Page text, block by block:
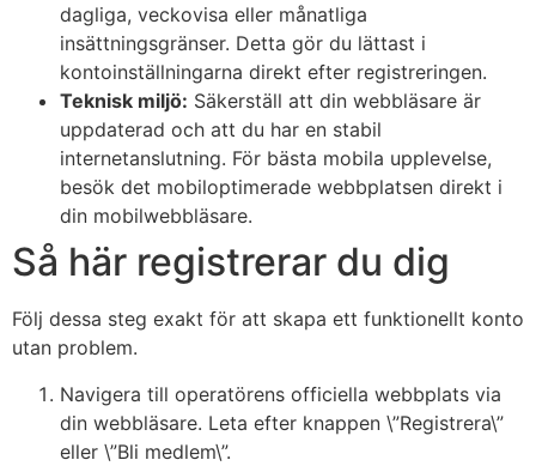
dagliga, veckovisa eller månatliga
insättningsgränser. Detta gör du lättast i
kontoinställningarna direkt efter registreringen.
Teknisk miljö: Säkerställ att din webbläsare är
uppdaterad och att du har en stabil
internetanslutning. För bästa mobila upplevelse,
besök det mobiloptimerade webbplatsen direkt i
din mobilwebbläsare.
Så här registrerar du dig
Följ dessa steg exakt för att skapa ett funktionellt konto
utan problem.
Navigera till operatörens officiella webbplats via
din webbläsare. Leta efter knappen \”Registrera\”
eller \”Bli medlem\”.